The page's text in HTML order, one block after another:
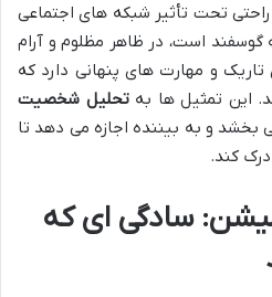
تحت تأثیر شبکه های اجتماعی
گوسفند است، در ظاهر مظلوم و آرام
و مهارت های پنهانی دارد که
این تمثیل ها بهتحلیل شخصیت
و به بیننده اجازه می دهد تا
درک کند.
سادگی ای که